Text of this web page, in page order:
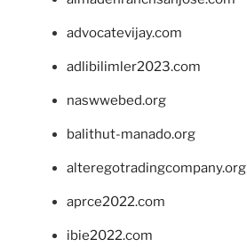
advocatevijay.com
adlibilimler2023.com
naswwebed.org
balithut-manado.org
alteregotradingcompany.org
aprce2022.com
ibie2022.com